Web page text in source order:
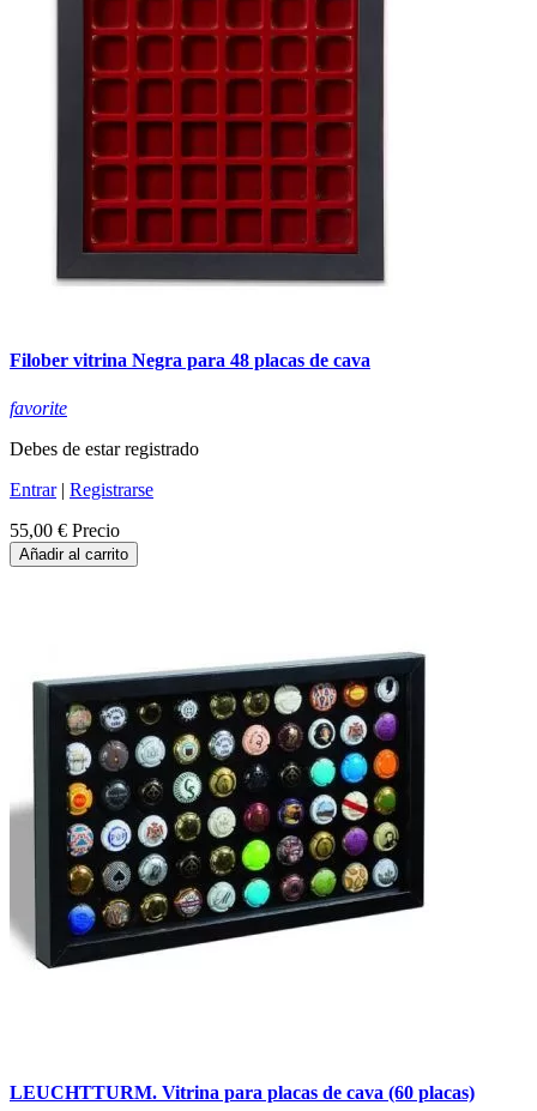
Filober vitrina Negra para 48 placas de cava
favorite
Debes de estar registrado
Entrar| Registrarse
55,00 € Precio
Añadir al carrito
LEUCHTTURM. Vitrina para placas de cava (60 placas)